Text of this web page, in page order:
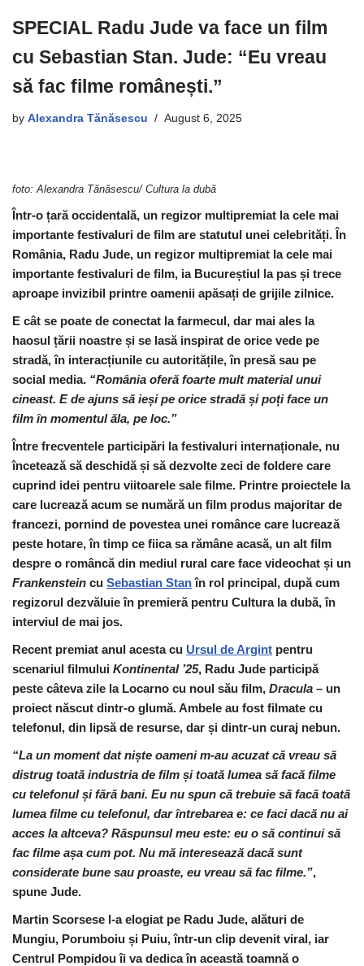
SPECIAL Radu Jude va face un film
cu Sebastian Stan. Jude: “Eu vreau
să fac filme românești.”
by Alexandra Tănăsescu August 6, 2025
foto: Alexandra Tănăsescu/ Cultura la dubă
Într-o țară occidentală, un regizor multipremiat la cele mai
importante festivaluri de film are statutul unei celebrități. În
România, Radu Jude, un regizor multipremiat la cele mai
importante festivaluri de film, ia Bucureștiul la pas și trece
aproape invizibil printre oamenii apăsați de grijile zilnice.
E cât se poate de conectat la farmecul, dar mai ales la
haosul țării noastre și se lasă inspirat de orice vede pe
stradă, în interacțiunile cu autoritățile, în presă sau pe
social media. “România oferă foarte mult material unui
cineast. E de ajuns să ieși pe orice stradă și poți face un
film în momentul ăla, pe loc.”
Între frecventele participări la festivaluri internaționale, nu
încetează să deschidă și să dezvolte zeci de foldere care
cuprind idei pentru viitoarele sale filme. Printre proiectele la
care lucrează acum se numără un film produs majoritar de
francezi, pornind de povestea unei românce care lucrează
peste hotare, în timp ce fiica sa rămâne acasă, un alt film
despre o româncă din mediul rural care face videochat și un
Frankenstein cu Sebastian Stanîn rol principal, după cum
regizorul dezvăluie în premieră pentru Cultura la dubă, în
interviul de mai jos.
Recent premiat anul acesta cu Ursul de Argint pentru
scenariul filmului Kontinental ’25, Radu Jude participă
peste câteva zile la Locarno cu noul său film, Dracula – un
proiect născut dintr-o glumă. Ambele au fost filmate cu
telefonul, din lipsă de resurse, dar și dintr-un curaj nebun.
“La un moment dat niște oameni m-au acuzat că vreau să
distrug toată industria de film și toată lumea să facă filme
cu telefonul și fără bani. Eu nu spun că trebuie să facă toată
lumea filme cu telefonul, dar întrebarea e: ce faci dacă nu ai
acces la altceva? Răspunsul meu este: eu o să continui să
fac filme așa cum pot. Nu mă interesează dacă sunt
considerate bune sau proaste, eu vreau să fac filme.”,
spune Jude.
Martin Scorsese l-a elogiat pe Radu Jude, alături de
Mungiu, Porumboiu și Puiu, într-un clip devenit viral, iar
Centrul Pompidou îi va dedica în această toamnă o